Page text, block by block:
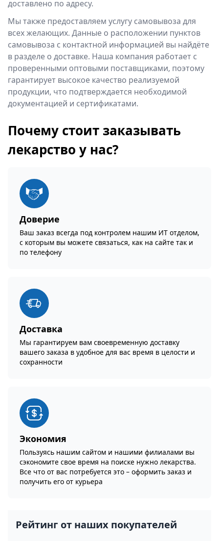
доставлено по адресу.
Мы также предоставляем услугу самовывоза для
всех желающих. Данные о расположении пунктов
самовывоза с контактной информацией вы найдёте
в разделе о доставке. Наша компания работает с
проверенными оптовыми поставщиками, поэтому
гарантирует высокое качество реализуемой
продукции, что подтверждается необходимой
документацией и сертификатами.
Почему стоит заказывать
лекарство у нас?
Доверие
Ваш заказ всегда под контролем нашим ИТ отделом,
с которым вы можете связаться, как на сайте так и
по телефону
Доставка
Мы гарантируем вам своевременную доставку
вашего заказа в удобное для вас время в целости и
сохранности
Экономия
Пользуясь нашим сайтом и нашими филиалами вы
сэкономите свое время на поиске нужно лекарства.
Все что от вас потребуется это – оформить заказ и
получить его от курьера
Рейтинг от наших покупателей